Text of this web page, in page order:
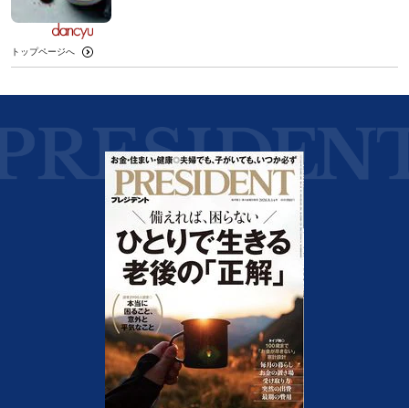
トップページへ